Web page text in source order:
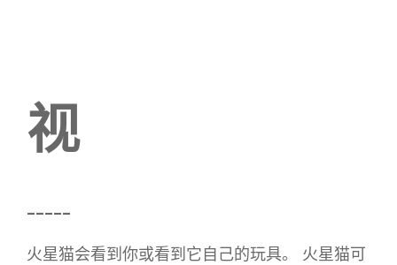
视
火星猫会看到你或看到它自己的玩具。 火星猫可